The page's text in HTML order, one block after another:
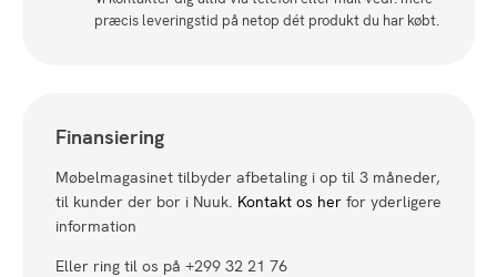
præcis leveringstid på netop dét produkt du har købt.
Finansiering
Møbelmagasinet tilbyder afbetaling i op til 3 måneder,
til kunder der bor i Nuuk. Kontakt os her for yderligere
information
Eller ring til os på +299 32 21 76